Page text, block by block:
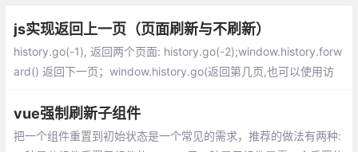
js实现返回上一页（页面刷新与不刷新）
history.go(-1), 返回两个页面: history.go(-2);window.history.forw
ard() 返回下一页；window.history.go(返回第几页,也可以使用访
vue强制刷新子组件
把一个组件重置到初始状态是一个常见的需求，推荐的做法有两种: